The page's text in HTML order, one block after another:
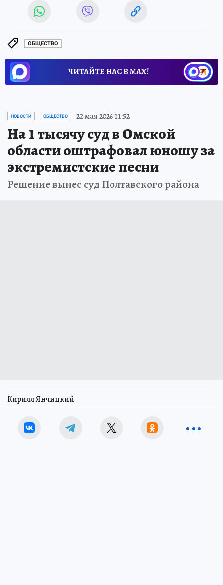
ОБЩЕСТВО
ЧИТАЙТЕ НАС В МАХ!
НОВОСТИ ОБЩЕСТВО 22 мая 2026 11:52
На 1 тысячу суд в Омской
области оштрафовал юношу за
экстремистские песни
Решение вынес суд Полтавского района
Кирилл Янчицкий